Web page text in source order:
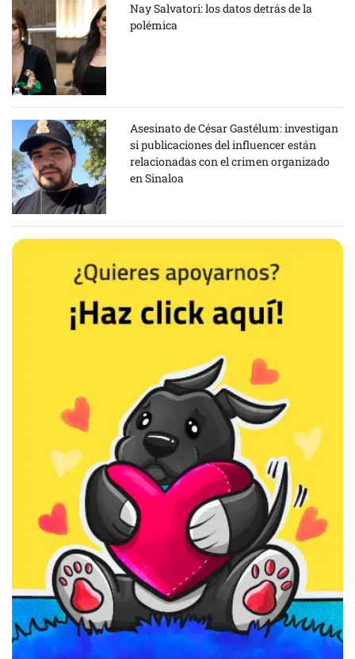
Nay Salvatori: los datos detrás de la
polémica
Asesinato de César Gastélum: investigan
si publicaciones del influencer están
relacionadas con el crimen organizado
en Sinaloa